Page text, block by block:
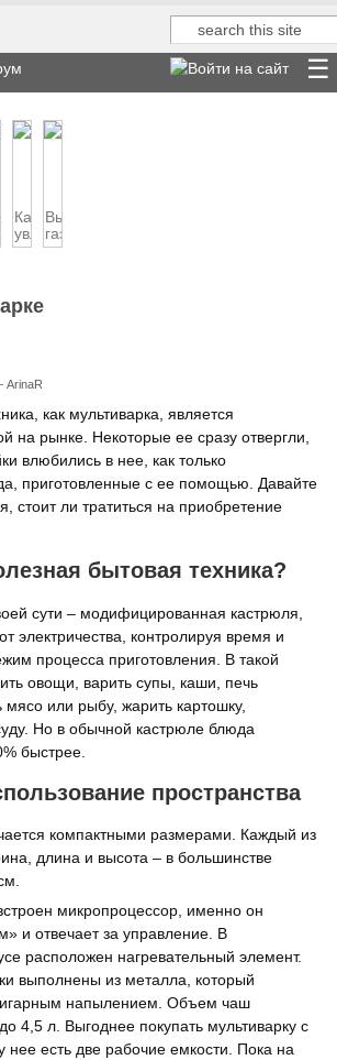
Форма поиска
Поиск
Как
увлажнить
и
Выбор
газовой
плиты
ArinaR
как мультиварка, является
на рынке. Некоторые ее сразу отвергли,
влюбились в нее, как только
приготовленные с ее помощью. Давайте
стоит ли тратиться на приобретение
бытовая техника?
сути – модифицированная кастрюля,
электричества, контролируя время и
процесса приготовления. В такой
овощи, варить супы, каши, печь
мясо или рыбу, жарить картошку,
Но в обычной кастрюле блюда
быстрее.
пространства
компактными размерами. Каждый из
длина и высота – в большинстве
микропроцессор, именно он
и отвечает за управление. В
расположен нагревательный элемент.
выполнены из металла, который
напылением. Объем чаш
4,5 л. Выгоднее покупать мультиварку с
нее есть две рабочие емкости. Пока на